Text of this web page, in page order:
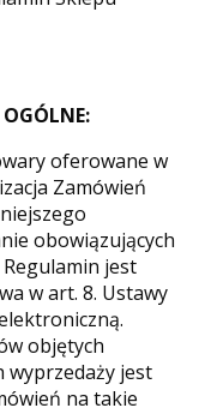
oferowane w
Zamówień
obowiązujących
jest
w art. 8. Ustawy
objętych
wyprzedaży jest
na takie